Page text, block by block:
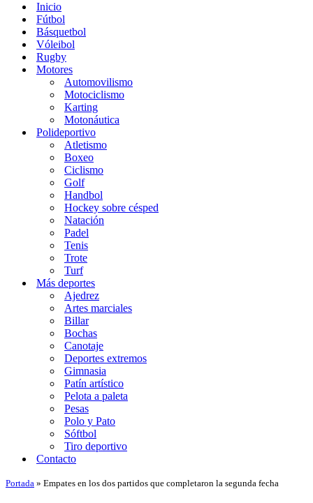
Inicio
Fútbol
Básquetbol
Vóleibol
Rugby
Motores
Automovilismo
Motociclismo
Karting
Motonáutica
Polideportivo
Atletismo
Boxeo
Ciclismo
Golf
Handbol
Hockey sobre césped
Natación
Padel
Tenis
Trote
Turf
Más deportes
Ajedrez
Artes marciales
Billar
Bochas
Canotaje
Deportes extremos
Gimnasia
Patín artístico
Pelota a paleta
Pesas
Polo y Pato
Sóftbol
Tiro deportivo
Contacto
Portada » Empates en los dos partidos que completaron la segunda fecha